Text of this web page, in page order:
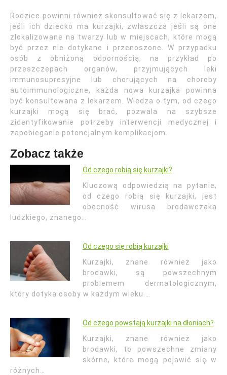
Rodzice powinni również skonsultować się z lekarzem,
jeśli ich dziecko ma kurzajki, zwłaszcza jeśli są one
zlokalizowane na twarzy lub w miejscach, które mogą
być przez nie dotykane i przenoszone. W przypadku
osób z obniżoną odpornością, na przykład po
przeszczepach organów, przyjmujących leki
immunosupresyjne lub chorujących na choroby
autoimmunologiczne, każda nowa kurzajka powinna
być konsultowana z lekarzem. Wiedza o tym, od czego
kurzajki mogą się brać, pozwala na szybsze
zidentyfikowanie potrzeby interwencji medycznej i
zapobieganie potencjalnym komplikacjom.
Zobacz także
Od czego robią się kurzajki?
Kluczową odpowiedzią na pytanie,
od czego robią się kurzajki, jest
obecność wirusa brodawczaka
ludzkiego, znanego…
Od czego się robią kurzajki
Kurzajki, znane również jako
brodawki, są powszechnym
problemem dermatologicznym,
który dotyka osoby w każdym wieku.…
Od czego powstają kurzajki na dłoniach?
Kurzajki, znane również jako
brodawki, to powszechne zmiany
skórne, które mogą pojawić się w
różnych…